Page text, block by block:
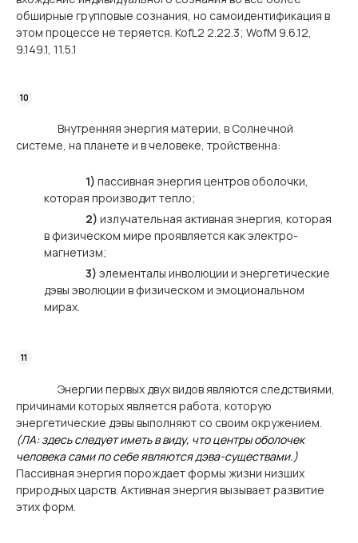
обширные групповые сознания, но самоидентификация в
этом процессе не теряется. KofL2 2.22.3; WofM 9.6.12,
9.149.1, 11.5.1
Внутренняя энергия материи, в Солнечной
системе, на планете и в человеке, тройственна:
1) пассивная энергия центров оболочки,
которая производит тепло;
2) излучательная активная энергия, которая
в физическом мире проявляется как электро-
магнетизм;
3) элементалы инволюции и энергетические
дэвы эволюции в физическом и эмоциональном
мирах.
Энергии первых двух видов являются следствиями,
причинами которых является работа, которую
энергетические дэвы выполняют со своим окружением.
(ЛА: здесь следует иметь в виду, что центры оболочек
человека сами по себе являются дэва-существами.)
Пассивная энергия порождает формы жизни низших
природных царств. Активная энергия вызывает развитие
этих форм.